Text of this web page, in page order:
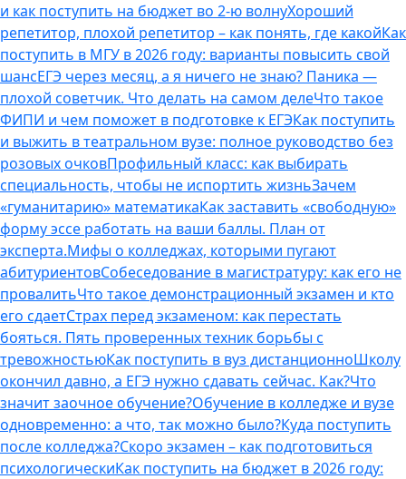
и как поступить на бюджет во 2‑ю волнуХороший
репетитор, плохой репетитор – как понять, где какойКак
поступить в МГУ в 2026 году: варианты повысить свой
шансЕГЭ через месяц, а я ничего не знаю? Паника —
плохой советчик. Что делать на самом делеЧто такое
ФИПИ и чем поможет в подготовке к ЕГЭКак поступить
и выжить в театральном вузе: полное руководство без
розовых очковПрофильный класс: как выбирать
специальность, чтобы не испортить жизньЗачем
«гуманитарию» математикаКак заставить «свободную»
форму эссе работать на ваши баллы. План от
эксперта.Мифы о колледжах, которыми пугают
абитуриентовСобеседование в магистратуру: как его не
провалитьЧто такое демонстрационный экзамен и кто
его сдаетСтрах перед экзаменом: как перестать
бояться. Пять проверенных техник борьбы с
тревожностьюКак поступить в вуз дистанционноШколу
окончил давно, а ЕГЭ нужно сдавать сейчас. Как?Что
значит заочное обучение?Обучение в колледже и вузе
одновременно: а что, так можно было?Куда поступить
после колледжа?Скоро экзамен – как подготовиться
психологическиКак поступить на бюджет в 2026 году: